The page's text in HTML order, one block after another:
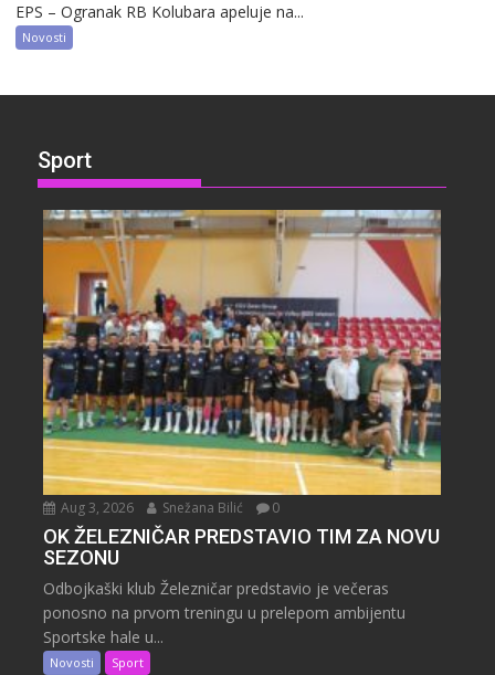
EPS – Ogranak RB Kolubara apeluje na...
Novosti
Sport
Aug 3, 2026 Snežana Bilić 0
OK ŽELEZNIČAR PREDSTAVIO TIM ZA NOVU
SEZONU
Odbojkaški klub Železničar predstavio je večeras
ponosno na prvom treningu u prelepom ambijentu
Sportske hale u...
Novosti Sport